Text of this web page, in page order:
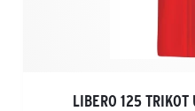
LIBERO 125 TRIKOT